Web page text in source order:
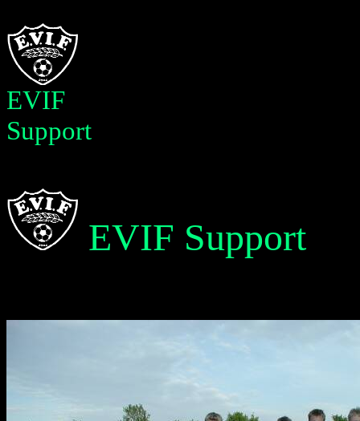
EVIF
Support
EVIF Support